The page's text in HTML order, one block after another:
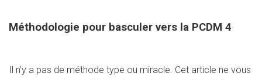
Méthodologie pour basculer vers la PCDM 4
Il n’y a pas de méthode type ou miracle. Cet article ne vous